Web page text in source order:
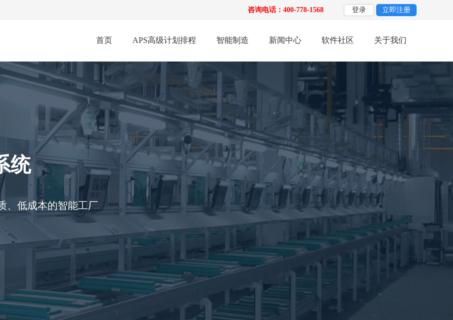
登录 立即注册
咨询电话：400-778-1568
首页 APS高级计划排程 智能制造 新闻中心 软件社区 关于我们
统
、低成本的智能工厂